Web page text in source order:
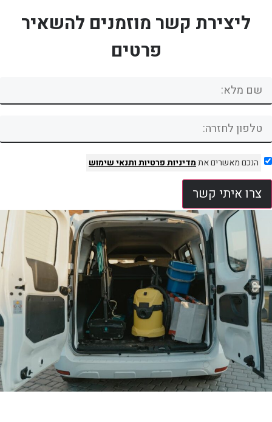
ליצירת קשר מוזמנים להשאיר
פרטים
הנכם מאשרים אתמדיניות פרטיותותנאי שימוש
צרו איתי קשר